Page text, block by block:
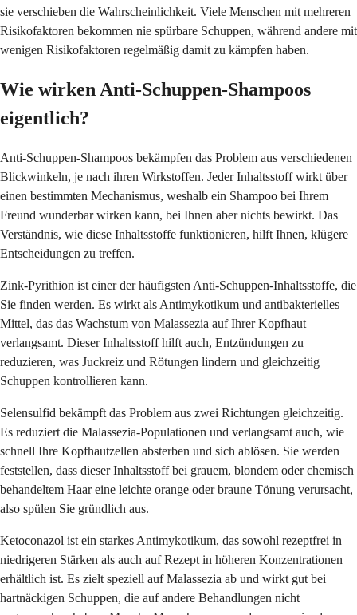
sie verschieben die Wahrscheinlichkeit. Viele Menschen mit mehreren
Risikofaktoren bekommen nie spürbare Schuppen, während andere mit
wenigen Risikofaktoren regelmäßig damit zu kämpfen haben.
Wie wirken Anti-Schuppen-Shampoos
eigentlich?
Anti-Schuppen-Shampoos bekämpfen das Problem aus verschiedenen
Blickwinkeln, je nach ihren Wirkstoffen. Jeder Inhaltsstoff wirkt über
einen bestimmten Mechanismus, weshalb ein Shampoo bei Ihrem
Freund wunderbar wirken kann, bei Ihnen aber nichts bewirkt. Das
Verständnis, wie diese Inhaltsstoffe funktionieren, hilft Ihnen, klügere
Entscheidungen zu treffen.
Zink-Pyrithion ist einer der häufigsten Anti-Schuppen-Inhaltsstoffe, die
Sie finden werden. Es wirkt als Antimykotikum und antibakterielles
Mittel, das das Wachstum von Malassezia auf Ihrer Kopfhaut
verlangsamt. Dieser Inhaltsstoff hilft auch, Entzündungen zu
reduzieren, was Juckreiz und Rötungen lindern und gleichzeitig
Schuppen kontrollieren kann.
Selensulfid bekämpft das Problem aus zwei Richtungen gleichzeitig.
Es reduziert die Malassezia-Populationen und verlangsamt auch, wie
schnell Ihre Kopfhautzellen absterben und sich ablösen. Sie werden
feststellen, dass dieser Inhaltsstoff bei grauem, blondem oder chemisch
behandeltem Haar eine leichte orange oder braune Tönung verursacht,
also spülen Sie gründlich aus.
Ketoconazol ist ein starkes Antimykotikum, das sowohl rezeptfrei in
niedrigeren Stärken als auch auf Rezept in höheren Konzentrationen
erhältlich ist. Es zielt speziell auf Malassezia ab und wirkt gut bei
hartnäckigen Schuppen, die auf andere Behandlungen nicht